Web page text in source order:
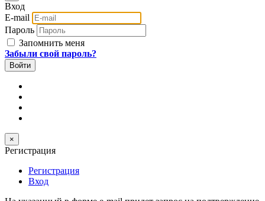
Вход
E-mail
Пароль
Запомнить меня
Забыли свой пароль?
×
Регистрация
Регистрация
Вход